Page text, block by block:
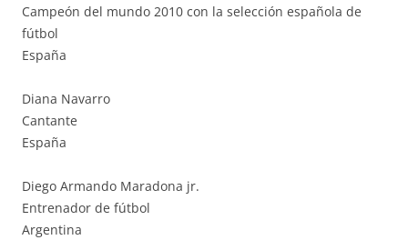
Campeón del mundo 2010 con la selección española de
fútbol
España
Diana Navarro
Cantante
España
Diego Armando Maradona jr.
Entrenador de fútbol
Argentina